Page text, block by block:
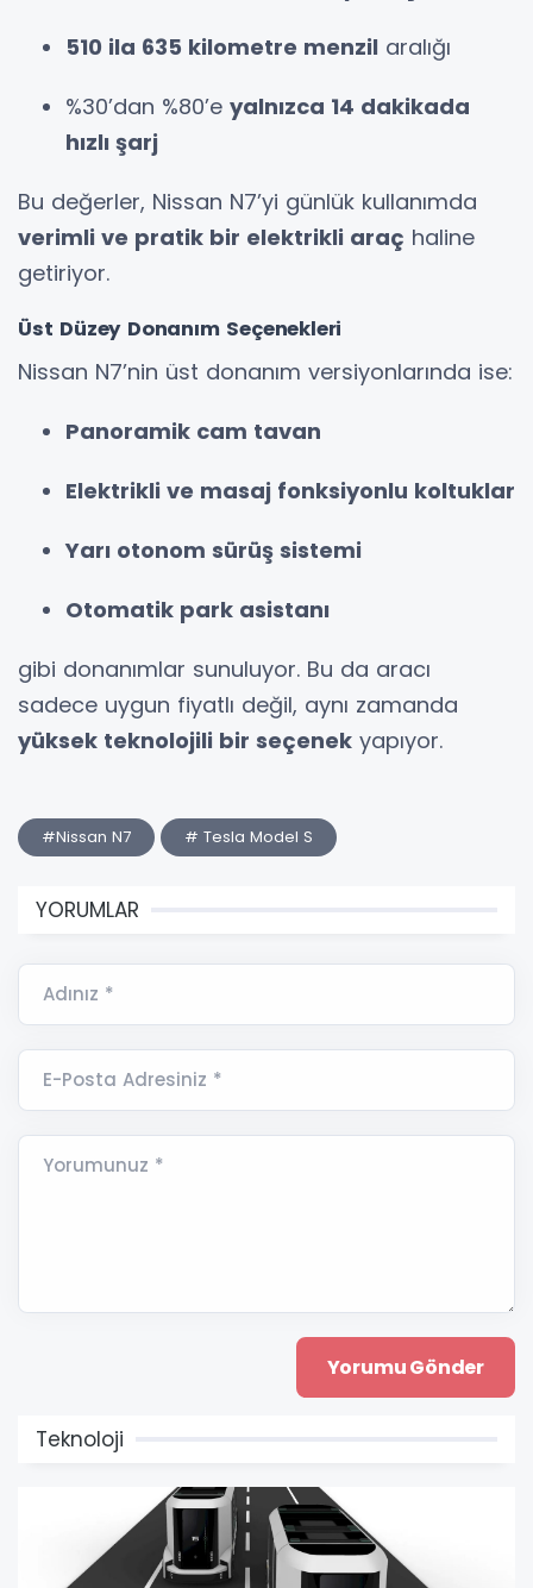
510 ila 635 kilometre menzil aralığı
%30’dan %80’e yalnızca 14 dakikada
hızlı şarj
Bu değerler, Nissan N7’yi günlük kullanımda
verimli ve pratik bir elektrikli araç haline
getiriyor.
Üst Düzey Donanım Seçenekleri
Nissan N7’nin üst donanım versiyonlarında ise:
Panoramik cam tavan
Elektrikli ve masaj fonksiyonlu koltuklar
Yarı otonom sürüş sistemi
Otomatik park asistanı
gibi donanımlar sunuluyor. Bu da aracı
sadece uygun fiyatlı değil, aynı zamanda
yüksek teknolojili bir seçenek yapıyor.
#Nissan N7 # Tesla Model S
YORUMLAR
Adınız *
E-Posta Adresiniz *
Yorumunuz *
Teknoloji